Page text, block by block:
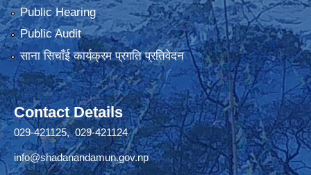
Public Hearing
Public Audit
साना सिचाँई कार्यक्रम प्रगति प्रतिवेदन
Contact Details
029-421125, 029-421124
info@shadanandamun.gov.np